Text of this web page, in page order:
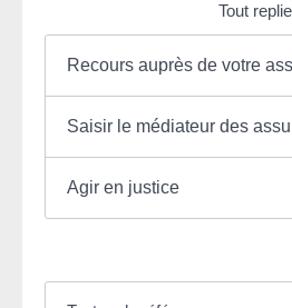
Tout
Recours auprès de votre
Saisir le médiateur des
Agir en justice